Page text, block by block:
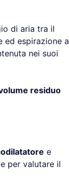
di aria tra il
ed espirazione a
nei suoi
residuo
e
per valutare il